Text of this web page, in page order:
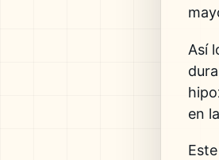
Así
en